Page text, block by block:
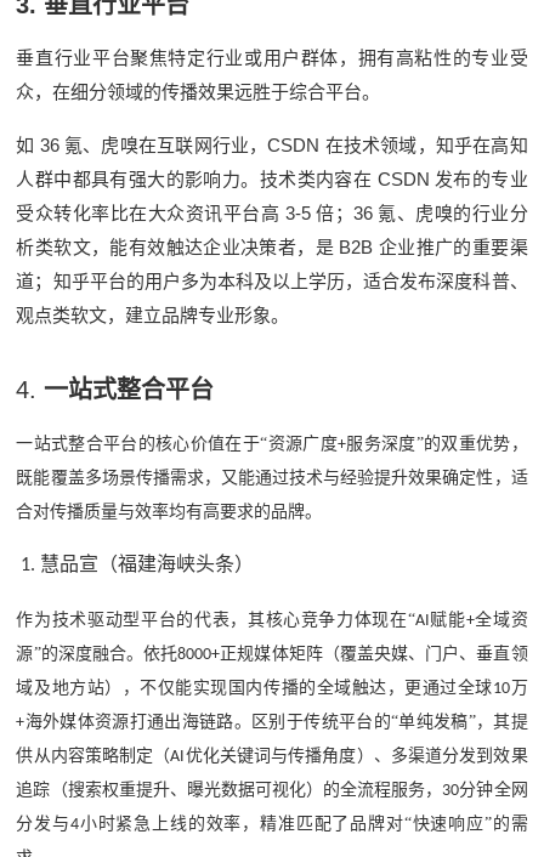
垂直行业平台聚焦特定行业或用户群体，拥有高粘性的专业受
众，在细分领域的传播效果远胜于综合平台。
如 36 氪、虎嗅在互联网行业，CSDN 在技术领域，知乎在高知
人群中都具有强大的影响力。技术类内容在 CSDN 发布的专业
受众转化率比在大众资讯平台高 3-5倍； 36 氪、虎嗅的行业分
析类软文，能有效触达企业决策者，是 B2B 企业推广的重要渠
道；知乎平台的用户多为本科及以上学历，适合发布深度科普、
观点类软文，建立品牌专业形象。
4.一站式整合平台
一站式整合平台的核心价值在于“资源广度+服务深度”的双重优势，
既能覆盖多场景传播需求，又能通过技术与经验提升效果确定性，适
合对传播质量与效率均有高要求的品牌。
1. 慧品宣（福建海峡头条）
作为技术驱动型平台的代表，其核心竞争力体现在“AI赋能+全域资
源”的深度融合。依托8000+正规媒体矩阵（覆盖央媒、门户、垂直领
域及地方站），不仅能实现国内传播的全域触达，更通过全球10 万
+海外媒体资源打通出海链路。区别于传统平台的“单纯发稿”，其提
供从内容策略制定（AI优化关键词与传播角度）、多渠道分发到效果
追踪（搜索权重提升、曝光数据可视化）的全流程服务， 30分钟全网
分发与4小时紧急上线的效率，精准匹配了品牌对“快速响应”的需